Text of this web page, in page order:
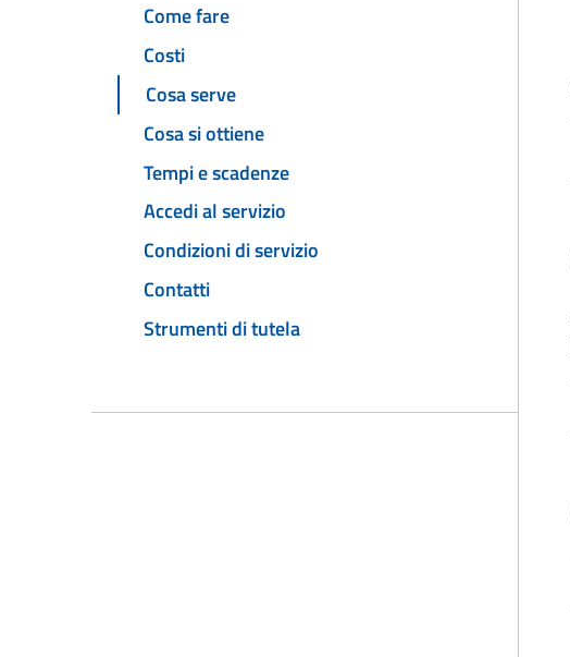
Come fare
Costi
Cosa serve
Cosa si ottiene
Tempi e scadenze
Accedi al servizio
Condizioni di servizio
Contatti
Strumenti di tutela